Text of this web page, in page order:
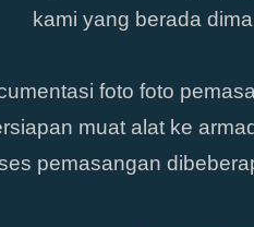
kami yang berada
foto foto
muat alat ke
pemasangan